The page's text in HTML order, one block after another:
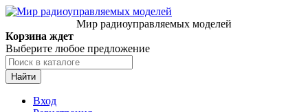
Мир радиоуправляемых моделей
Корзина ждет
Выберите любое предложение
Найти
Вход